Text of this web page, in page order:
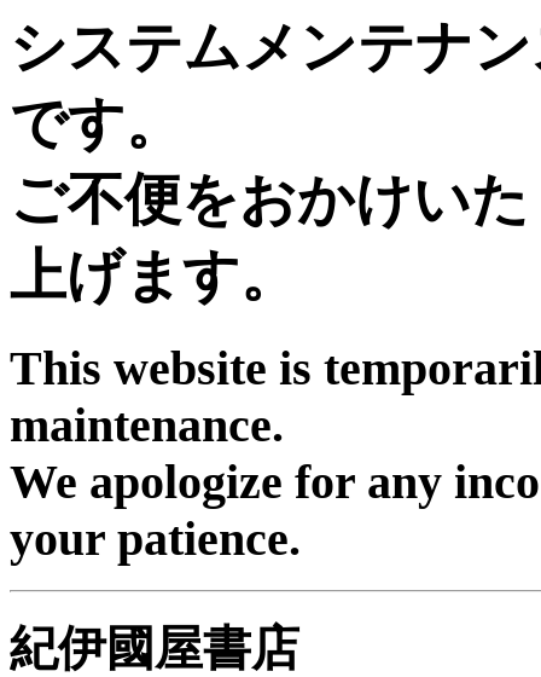
システムメンテナ
です。
ご不便をおかけい
上げます。
This website is
maintenance.
We apologize for any
your patience.
紀伊國屋書店